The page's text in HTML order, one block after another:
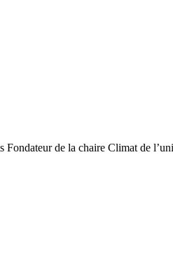
de la chaire Climat de